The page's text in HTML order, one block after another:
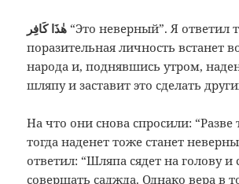
هٰذَا كَافِر “Это неверный”. Я ответил
поразительная личность встанет
народа и, поднявшись утром,
шляпу и заставит это сделать
На что они снова спросили: “Разве
тогда наденет тоже станет
ответил: “Шляпа сядет на голову и
совершать саджда. Однако вера в